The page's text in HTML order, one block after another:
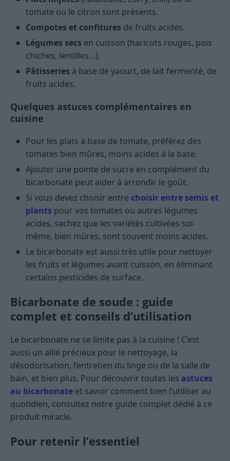
tomate ou le citron sont présents.
Compotes et confitures de fruits acides.
Légumes secs en cuisson (haricots rouges, pois
chiches, lentilles…).
Pâtisseries à base de yaourt, de lait fermenté, de
fruits acides.
Quelques astuces complémentaires en
cuisine
Pour les plats à base de tomate, préférez des
tomates bien mûres, moins acides à la base.
Ajouter une pointe de sucre en complément du
bicarbonate peut aider à arrondir le goût.
Si vous devez choisir entre choisir entre semis et
plants pour vos tomates ou autres légumes
acides, sachez que les variétés cultivées soi-
même, bien mûres, sont souvent moins acides.
Le bicarbonate est aussi très utile pour nettoyer
les fruits et légumes avant cuisson, en éliminant
certains pesticides de surface.
Bicarbonate de soude : guide
complet et conseils d’utilisation
Le bicarbonate ne se limite pas à la cuisine ! C’est
aussi un allié précieux pour le nettoyage, la
désodorisation, l’entretien du linge ou de la salle de
bain, et bien plus. Pour découvrir toutes les astuces
au bicarbonate et savoir comment bien l’utiliser au
quotidien, consultez notre guide complet dédié à ce
produit miracle.
Pour retenir l’essentiel